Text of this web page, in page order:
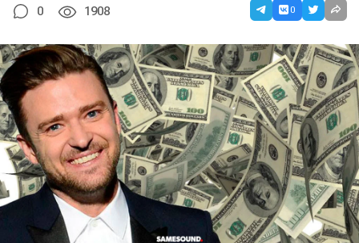
0 1908 0